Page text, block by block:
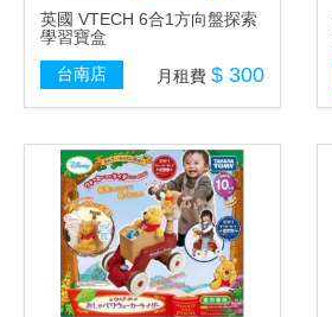
英國 VTECH 6合1方向盤探索
學習寶盒
台南店
月租費$ 300